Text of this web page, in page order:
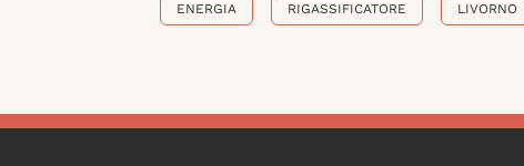
ENERGIA RIGASSIFICATORE LIVORNO